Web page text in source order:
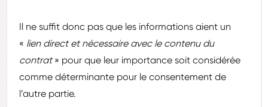
Il ne suffit donc pas que les informations aient un
« lien direct et nécessaire avec le contenu du
contrat» pour que leur importance soit considérée
comme déterminante pour le consentement de
l’autre partie.